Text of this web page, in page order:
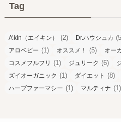
Tag
A’kin（エイキン） (2) Dr.ハウシュカ
アロベビー (1) オススメ！ (5) オー
コスメフルフリ (1) ジュリーク (6)
ズイオーガニック (1) ダイエット (8)
ハーブファーマシー (1) マルティナ (1)